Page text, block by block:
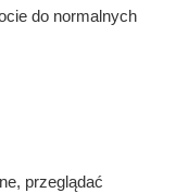
do normalnych
przeglądać